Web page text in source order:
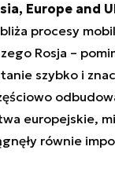
Europe and
procesy
Rosja –
szybko i
europejskie,
równie